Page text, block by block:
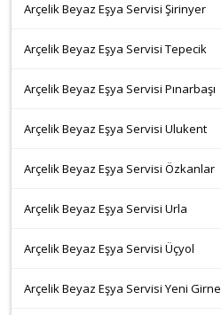
Arçelik Beyaz Eşya Servisi Şirinyer
Arçelik Beyaz Eşya Servisi Tepecik
Arçelik Beyaz Eşya Servisi Pınarbaşı
Arçelik Beyaz Eşya Servisi Ulukent
Arçelik Beyaz Eşya Servisi Özkanlar
Arçelik Beyaz Eşya Servisi Urla
Arçelik Beyaz Eşya Servisi Üçyol
Arçelik Beyaz Eşya Servisi Yeni Girne